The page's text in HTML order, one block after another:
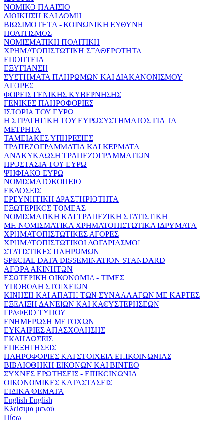
ΝΟΜΙΚΟ ΠΛΑΙΣΙΟ
ΔΙΟΙΚΗΣΗ ΚΑΙ ΔΟΜΗ
ΒΙΩΣΙΜΟΤΗΤΑ - ΚΟΙΝΩΝΙΚΗ ΕΥΘΥΝΗ
ΠΟΛΙΤΙΣΜΟΣ
ΝΟΜΙΣΜΑΤΙΚΗ ΠΟΛΙΤΙΚΗ
ΧΡΗΜΑΤΟΠΙΣΤΩΤΙΚΗ ΣΤΑΘΕΡΟΤΗΤΑ
ΕΠΟΠΤΕΙΑ
ΕΞΥΓΙΑΝΣΗ
ΣΥΣΤΗΜΑΤΑ ΠΛΗΡΩΜΩΝ ΚΑΙ ΔΙΑΚΑΝΟΝΙΣΜΟΥ
ΑΓΟΡΕΣ
ΦΟΡΕΙΣ ΓΕΝΙΚΗΣ ΚΥΒΕΡΝΗΣΗΣ
ΓΕΝΙΚΕΣ ΠΛΗΡΟΦΟΡΙΕΣ
ΙΣΤΟΡΙΑ ΤΟΥ ΕΥΡΩ
Η ΣΤΡΑΤΗΓΙΚΗ ΤΟΥ ΕΥΡΩΣΥΣΤΗΜΑΤΟΣ ΓΙΑ ΤΑ
ΜΕΤΡΗΤΑ
ΤΑΜΕΙΑΚΕΣ ΥΠΗΡΕΣΙΕΣ
ΤΡΑΠΕΖΟΓΡΑΜΜΑΤΙΑ ΚΑΙ ΚΕΡΜΑΤΑ
ΑΝΑΚΥΚΛΩΣΗ ΤΡΑΠΕΖΟΓΡΑΜΜΑΤΙΩΝ
ΠΡΟΣΤΑΣΙΑ ΤΟΥ ΕΥΡΩ
ΨΗΦΙΑΚΟ ΕΥΡΩ
ΝΟΜΙΣΜΑΤΟΚΟΠΕΙΟ
ΕΚΔΟΣΕΙΣ
ΕΡΕΥΝΗΤΙΚΗ ΔΡΑΣΤΗΡΙΟΤΗΤΑ
ΕΞΩΤΕΡΙΚΟΣ ΤΟΜΕΑΣ
ΝΟΜΙΣΜΑΤΙΚΗ ΚΑΙ ΤΡΑΠΕΖΙΚΗ ΣΤΑΤΙΣΤΙΚΗ
ΜΗ ΝΟΜΙΣΜΑΤΙΚΑ ΧΡΗΜΑΤΟΠΙΣΤΩΤΙΚΑ ΙΔΡΥΜΑΤΑ
ΧΡΗΜΑΤΟΠΙΣΤΩΤΙΚΕΣ ΑΓΟΡΕΣ
ΧΡΗΜΑΤΟΠΙΣΤΩΤΙΚΟΙ ΛΟΓΑΡΙΑΣΜΟΙ
ΣΤΑΤΙΣΤΙΚΕΣ ΠΛΗΡΩΜΩΝ
SPECIAL DATA DISSEMINATION STANDARD
ΑΓΟΡΑ ΑΚΙΝΗΤΩΝ
ΕΣΩΤΕΡΙΚΗ ΟΙΚΟΝΟΜΙΑ - ΤΙΜΕΣ
ΥΠΟΒΟΛΗ ΣΤΟΙΧΕΙΩΝ
ΚΙΝΗΣΗ ΚΑΙ ΑΠΑΤΗ ΤΩΝ ΣΥΝΑΛΛΑΓΩΝ ΜΕ ΚΑΡΤΕΣ
ΕΞΕΛΙΞΗ ΔΑΝΕΙΩΝ ΚΑΙ ΚΑΘΥΣΤΕΡΗΣΕΩΝ
ΓΡΑΦΕΙΟ ΤΥΠΟΥ
ΕΝΗΜΕΡΩΣΗ ΜΕΤΟΧΩΝ
ΕΥΚΑΙΡΙΕΣ ΑΠΑΣΧΟΛΗΣΗΣ
ΕΚΔΗΛΩΣΕΙΣ
ΕΠΕΞΗΓΗΣΕΙΣ
ΠΛΗΡΟΦΟΡΙΕΣ ΚΑΙ ΣΤΟΙΧΕΙΑ ΕΠΙΚΟΙΝΩΝΙΑΣ
ΒΙΒΛΙΟΘΗΚΗ ΕΙΚΟΝΩΝ ΚΑΙ ΒΙΝΤΕΟ
ΣΥΧΝΕΣ ΕΡΩΤΗΣΕΙΣ - ΕΠΙΚΟΙΝΩΝΙΑ
ΟΙΚΟΝΟΜΙΚΕΣ ΚΑΤΑΣΤΑΣΕΙΣ
ΕΙΔΙΚΑ ΘΕΜΑΤΑ
English English
Κλείσιμο μενού
Πίσω